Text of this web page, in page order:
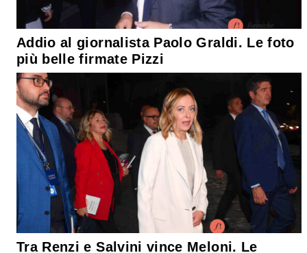
Addio al giornalista Paolo Graldi. Le foto
più belle firmate Pizzi
Tra Renzi e Salvini vince Meloni. Le